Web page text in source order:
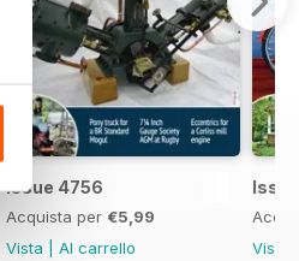
Issue 4756
Acquista per €5,99
Vista
Al carrello
Vista